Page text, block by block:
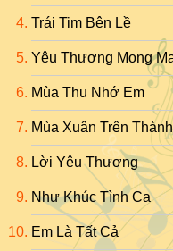
Trái Tim Bên Lề
Yêu Thương Mong
Mùa Thu Nhớ Em
Mùa Xuân Trên
Lời Yêu Thương
Như Khúc Tình Ca
Em Là Tất Cả